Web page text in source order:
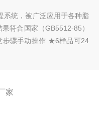
系统，被广泛应用于各种脂
符合国家（GB5512-85）
骤手动操作 ★6样品可24
家